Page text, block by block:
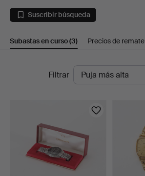
pulsera
en
Engelholm
Suscribir búsqueda
Subastas en curso(3) Precios de remate
SubastasFiltrar